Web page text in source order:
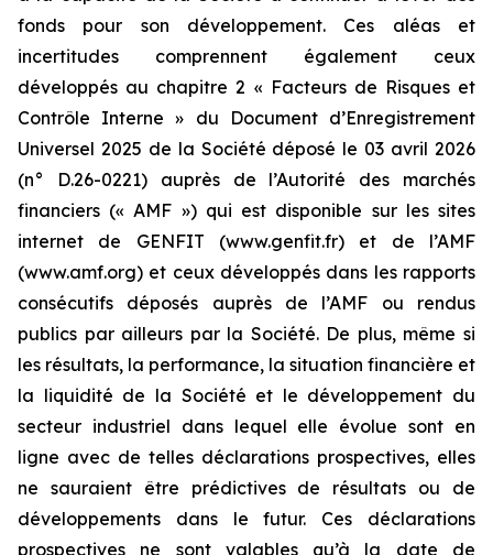
fonds pour son développement. Ces aléas et
incertitudes comprennent également ceux
développés au chapitre 2 « Facteurs de Risques et
Contrôle Interne » du Document d’Enregistrement
Universel 2025 de la Société déposé le 03 avril 2026
(n° D.26-0221) auprès de l’Autorité des marchés
financiers (« AMF ») qui est disponible sur les sites
internet de GENFIT (www.genfit.fr) et de l’AMF
(www.amf.org) et ceux développés dans les rapports
consécutifs déposés auprès de l’AMF ou rendus
publics par ailleurs par la Société. De plus, même si
les résultats, la performance, la situation financière et
la liquidité de la Société et le développement du
secteur industriel dans lequel elle évolue sont en
ligne avec de telles déclarations prospectives, elles
ne sauraient être prédictives de résultats ou de
développements dans le futur. Ces déclarations
prospectives ne sont valables qu’à la date de